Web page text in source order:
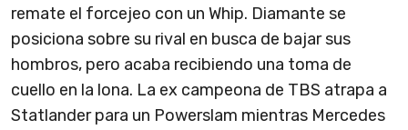
remate el forcejeo con un Whip. Diamante se
posiciona sobre su rival en busca de bajar sus
hombros, pero acaba recibiendo una toma de
cuello en la lona. La ex campeona de TBS atrapa a
Statlander para un Powerslam mientras Mercedes